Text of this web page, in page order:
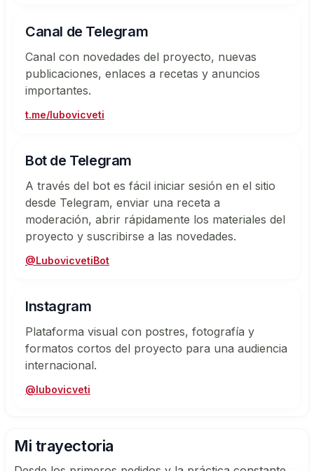
Canal de Telegram
Canal con novedades del proyecto, nuevas
publicaciones, enlaces a recetas y anuncios
importantes.
t.me/lubovicveti
Bot de Telegram
A través del bot es fácil iniciar sesión en el sitio
desde Telegram, enviar una receta a
moderación, abrir rápidamente los materiales del
proyecto y suscribirse a las novedades.
@LubovicvetiBot
Instagram
Plataforma visual con postres, fotografía y
formatos cortos del proyecto para una audiencia
internacional.
@lubovicveti
Mi trayectoria